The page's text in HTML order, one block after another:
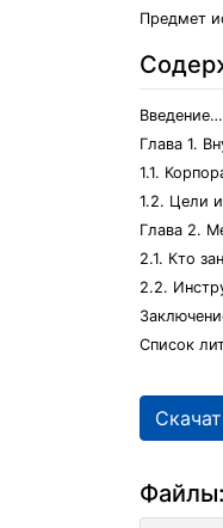
Предмет
Глава 1.
1.1.
1.2. Цели
Глава 2.
2.1. Кто
2.2.
Список